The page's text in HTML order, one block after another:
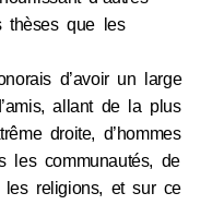
thèses que les
d’avoir un large
allant de la plus
droite, d’hommes
les communautés, de
les religions, et sur ce